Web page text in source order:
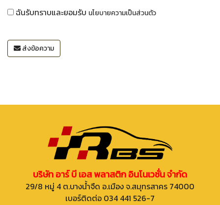
ฉันรับทราบและยอมรับ นโยบายความเป็นส่วนตัว
ส่งข้อความ
บริษัท อาร์ บี เอส พลาสติก อินโนเวชั่น จำกัด
29/8 หมู่ 4 ต.บางน้ำจืด อ.เมือง จ.สมุทรสาคร 74000
เบอร์ติดต่อ 034 441 526-7